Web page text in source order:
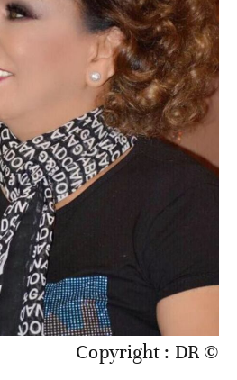
© Copyright : DR